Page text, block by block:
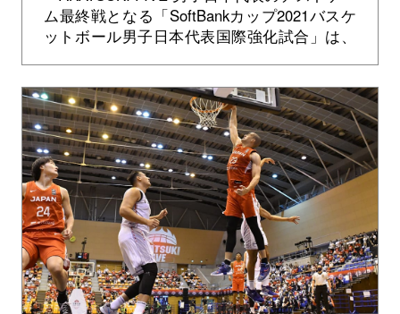
つ姿を見せることができて良かっ
た」田中大貴選手
ム最終戦となる「SoftBankカップ2021バスケ
ットボール男子日本代表国際強化試合」は、